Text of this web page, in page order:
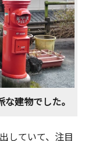
建物でした。
していて、注目